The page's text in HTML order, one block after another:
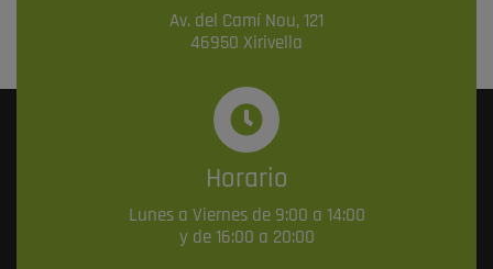
Av. del Camí Nou, 121
46950 Xirivella
Horario
Lunes a Viernes de 9:00 a 14:00
y de 16:00 a 20:00